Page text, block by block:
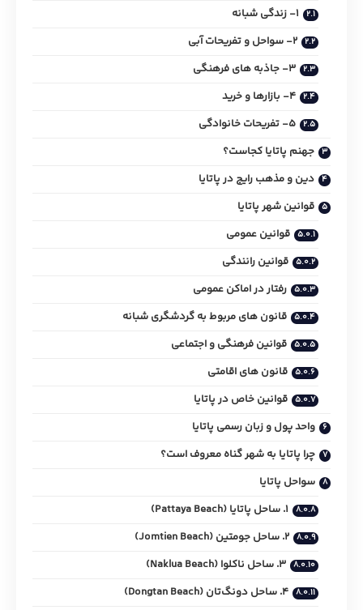
1- زندگی شبانه
2- سواحل و تفریحات آبی
3- جاذبه‌ های فرهنگی
4- بازارها و خرید
5- تفریحات خانوادگی
جهنم پاتایا کجاست؟
دین و مذهب رایج در پاتایا
قوانین شهر پاتایا
قوانین عمومی
قوانین رانندگی
رفتار در اماکن عمومی
قانون های مربوط به گردشگری شبانه
قوانین فرهنگی و اجتماعی
قانون های اقامتی
قوانین خاص در پاتایا
واحد پول و زبان رسمی پاتایا
چرا پاتایا به شهر گناه معروف است؟
سواحل پاتایا
۱. ساحل پاتایا (Pattaya Beach)
۲. ساحل جومتین (Jomtien Beach)
۳. ساحل ناکلوا (Naklua Beach)
۴. ساحل دونگ‌تان (Dongtan Beach)